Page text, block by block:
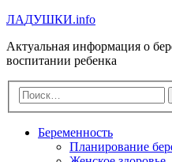
ЛАДУШКИ.info
Актуальная информация о
воспитании ребенка
Беременность
Планирование